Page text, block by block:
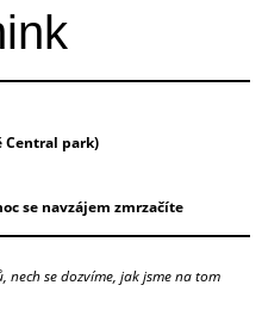
park)
se navzájem zmrzačíte
nech se dozvíme, jak jsme na tom